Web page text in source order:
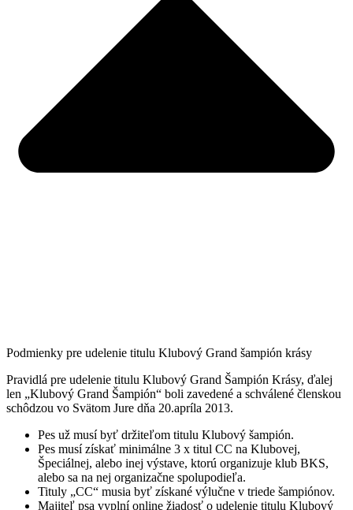
Podmienky pre udelenie titulu Klubový Grand šampión krásy
Pravidlá pre udelenie titulu Klubový Grand Šampión Krásy, ďalej
len „Klubový Grand Šampión“ boli zavedené a schválené členskou
schôdzou vo Svätom Jure dňa 20.apríla 2013.
Pes už musí byť držiteľom titulu Klubový šampión.
Pes musí získať minimálne 3 x titul CC na Klubovej,
Špeciálnej, alebo inej výstave, ktorú organizuje klub BKS,
alebo sa na nej organizačne spolupodieľa.
Tituly „CC“ musia byť získané výlučne v triede šampiónov.
Majiteľ psa vyplní online žiadosť o udelenie titulu Klubový